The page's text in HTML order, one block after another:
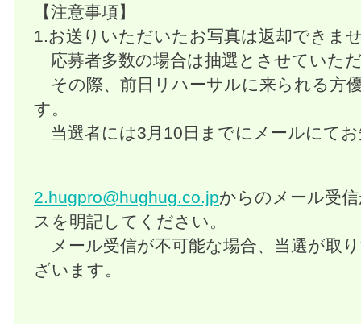
【注意事項】
1.お送りいただいたお写真は返却できま
応募者多数の場合は抽選とさせていた
その際、前日リハーサルに来られる方
す。
当選者には3月10日までにメールにて
2.hugpro@hughug.co.jpからのメール受
スを明記してください。
メール受信が不可能な場合、当選が取
ざいます。